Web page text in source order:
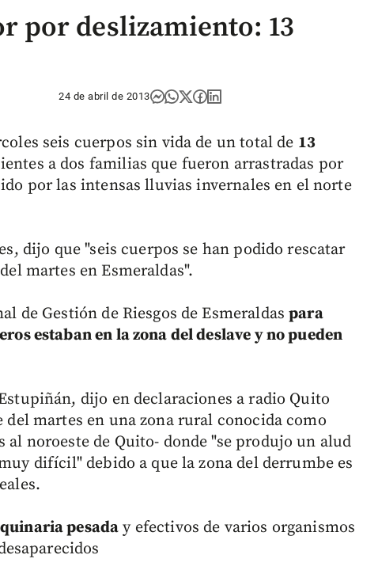
por deslizamiento: 13
24 de abril de 2013
seis cuerpos sin vida de un total de 13
a dos familias que fueron arrastradas por
por las intensas lluvias invernales en el norte
dijo que "seis cuerpos se han podido rescatar
martes en Esmeraldas".
de Gestión de Riesgos de Esmeraldaspara
estaban en la zona del deslave y no pueden
dijo en declaraciones a radio Quito
del martes en una zona rural conocida como
al noroeste de Quito- donde "se produjo un alud
difícil" debido a que la zona del derrumbe es
pesada y efectivos de varios organismos